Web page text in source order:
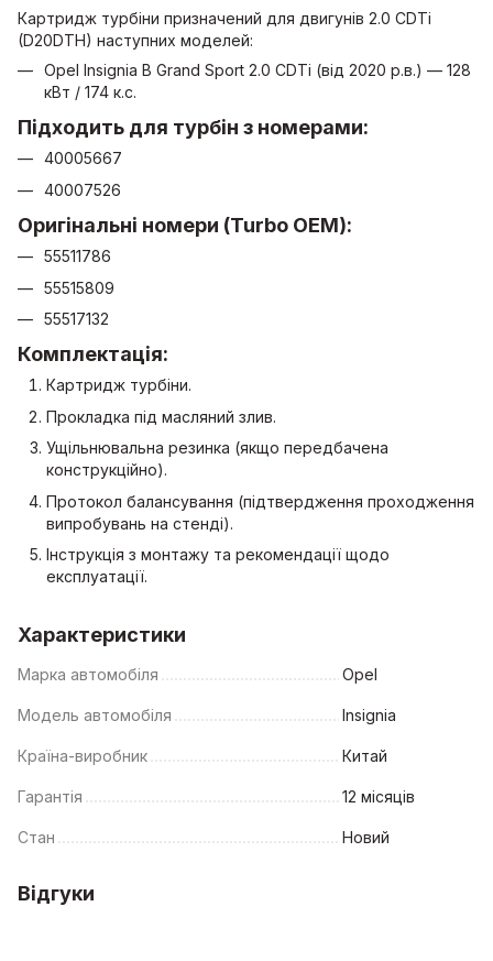
Картридж турбіни призначений для двигунів 2.0 CDTi
(D20DTH) наступних моделей:
Opel Insignia B Grand Sport 2.0 CDTi (від 2020 р.в.) — 128
кВт / 174 к.с.
Підходить для турбін з номерами:
40005667
40007526
Оригінальні номери (Turbo OEM):
55511786
55515809
55517132
Комплектація:
Картридж турбіни.
Прокладка під масляний злив.
Ущільнювальна резинка (якщо передбачена
конструкційно).
Протокол балансування (підтвердження проходження
випробувань на стенді).
Інструкція з монтажу та рекомендації щодо
експлуатації.
Характеристики
Марка автомобіля Opel
Модель автомобіля Insignia
Країна-виробник Китай
Гарантія 12 місяців
Стан Новий
Відгуки